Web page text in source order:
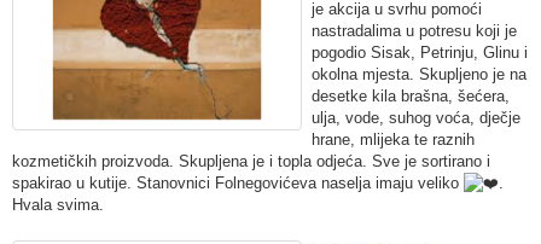
je akcija u svrhu pomoći
nastradalima u potresu koji je
pogodio Sisak, Petrinju, Glinu i
okolna mjesta. Skupljeno je na
desetke kila brašna, šećera,
ulja, vode, suhog voća, dječje
hrane, mlijeka te raznih
kozmetičkih proizvoda. Skupljena je i topla odjeća. Sve je sortirano i
spakirao u kutije. Stanovnici Folnegovićeva naselja imaju veliko
Hvala svima.